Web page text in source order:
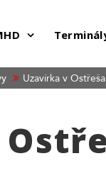
Uzavírka v